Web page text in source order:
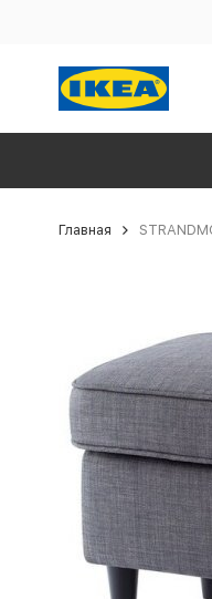
Главная